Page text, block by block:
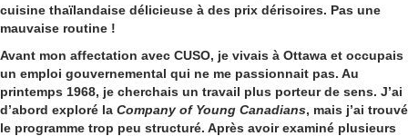
cuisine thaïlandaise délicieuse à des prix dérisoires. Pas une
mauvaise routine !
Avant mon affectation avec CUSO, je vivais à Ottawa et occupais
un emploi gouvernemental qui ne me passionnait pas. Au
printemps 1968, je cherchais un travail plus porteur de sens. J’ai
d’abord exploré la Company of Young Canadians, mais j’ai trouvé
le programme trop peu structuré. Après avoir examiné plusieurs